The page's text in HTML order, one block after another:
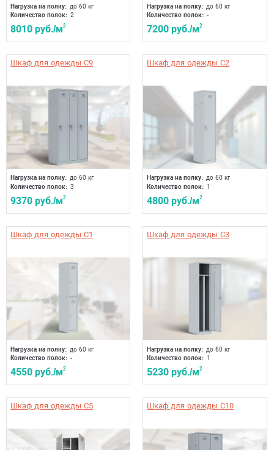
Получить консультацию
Нагрузка на полку: до 60 кг
Количество полок: 2
8010 руб./м2
Нагрузка на полку: до 60 кг
Количество полок: -
7200 руб./м2
Шкаф для одежды C9
Нагрузка на полку: до 60 кг
Количество полок: 3
9370 руб./м2
Шкаф для одежды C2
Нагрузка на полку: до 60 кг
Количество полок: 1
4800 руб./м2
Шкаф для одежды C1
Нагрузка на полку: до 60 кг
Количество полок: -
4550 руб./м2
Шкаф для одежды C3
Нагрузка на полку: до 60 кг
Количество полок: 1
5230 руб./м2
Шкаф для одежды C5 Шкаф для одежды C10